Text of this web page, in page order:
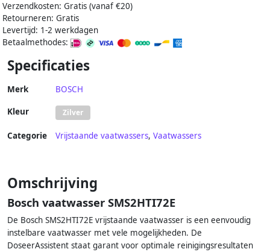
Verzendkosten: Gratis (vanaf €20)
Retourneren: Gratis
Levertijd: 1-2 werkdagen
Betaalmethodes:
Specificaties
Merk BOSCH
Kleur Zilver
Categorie Vrijstaande vaatwassers, Vaatwassers
Omschrijving
Bosch vaatwasser SMS2HTI72E
De Bosch SMS2HTI72E vrijstaande vaatwasser is een eenvoudig
instelbare vaatwasser met vele mogelijkheden. De
DoseerAssistent staat garant voor optimale reinigingsresultaten